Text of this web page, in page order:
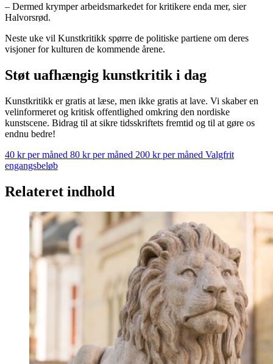
– Dermed krymper arbeidsmarkedet for kritikere enda mer, sier
Halvorsrød.
Neste uke vil Kunstkritikk spørre de politiske partiene om deres
visjoner for kulturen de kommende årene.
Støt uafhængig kunstkritik i dag
Kunstkritikk er gratis at læse, men ikke gratis at lave. Vi skaber en
velinformeret og kritisk offentlighed omkring den nordiske
kunstscene. Bidrag til at sikre tidsskriftets fremtid og til at gøre os
endnu bedre!
40 kr per måned 80 kr per måned 200 kr per måned Valgfrit
engangsbeløb
Relateret indhold